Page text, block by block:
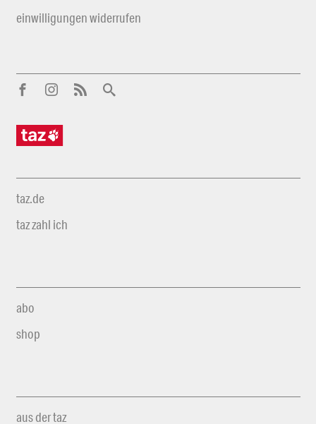
einwilligungen widerrufen
taz.de
taz zahl ich
abo
shop
aus der taz